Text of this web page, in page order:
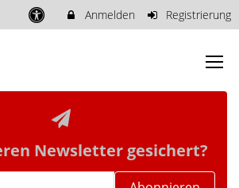
Anmelden Registrierung
Newsletter gesichert?